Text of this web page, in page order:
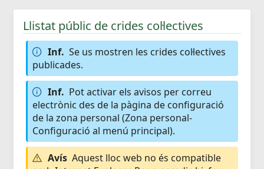
Llistat públic de crides col·lectives
Inf. Se us mostren les crides col·lectives
publicades.
Inf. Pot activar els avisos per correu
electrònic des de la pàgina de configuració
de la zona personal (Zona personal-
Configuració al menú principal).
Avís Aquest lloc web no és compatible